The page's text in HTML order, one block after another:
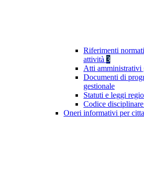
Riferimenti
attività 3
Atti amministrativi
Documenti di
gestionale
Statuti e leggi
Codice
Oneri informativi per